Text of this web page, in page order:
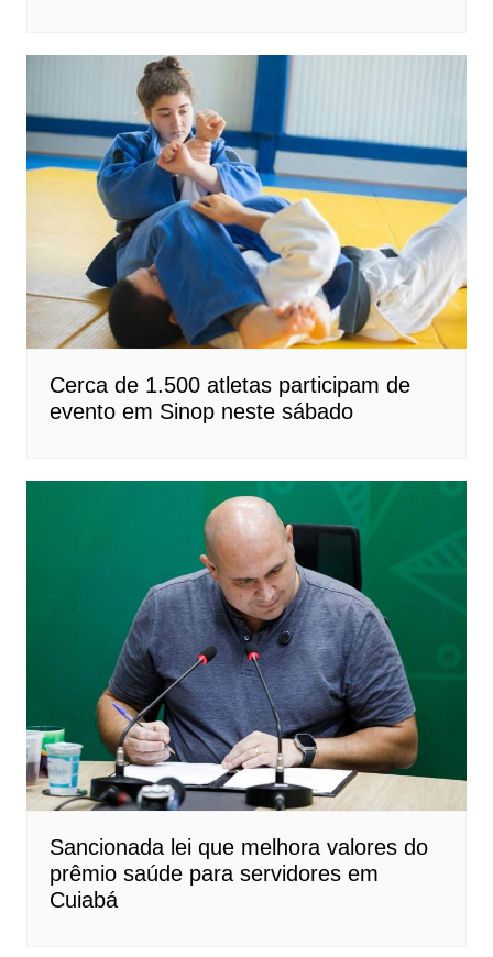
Cerca de 1.500 atletas participam de
evento em Sinop neste sábado
Sancionada lei que melhora valores do
prêmio saúde para servidores em
Cuiabá